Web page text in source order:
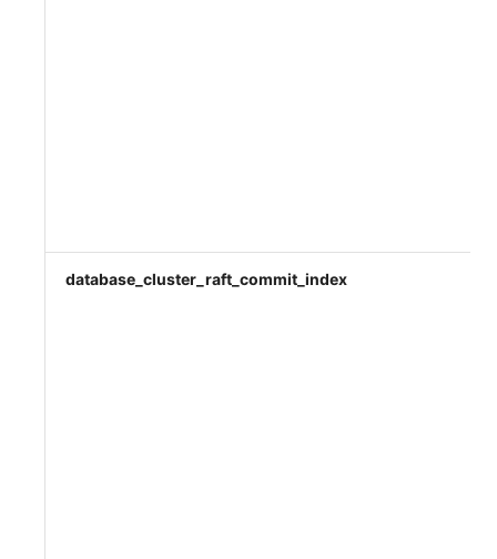
database_cluster_raft_commit_index